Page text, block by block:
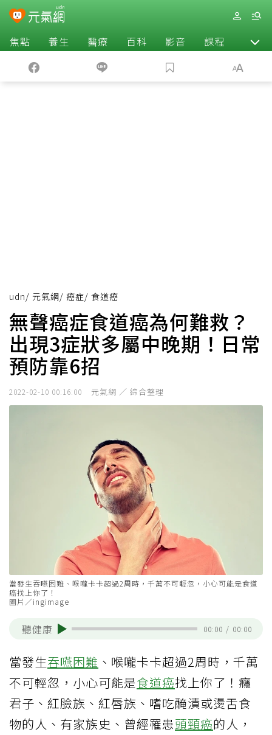
焦點 養生 醫療 百科 影音 課程 退休
udn/ 元氣網/ 癌症/ 食道癌
無聲癌症食道癌為何難救？
出現3症狀多屬中晚期！日常
預防靠6招
2022-02-10 00:16:00 元氣網 ／ 綜合整理
當發生吞嚥困難、喉嚨卡卡超過2周時，千萬不可輕忽，小心可能是食道
癌找上你了！
圖片／ingimage
聽健康 00:00 / 00:00
當發生吞嚥困難 、喉嚨卡卡超過2周時，千萬
不可輕忽，小心可能是食道癌找上你了！癮
君子、紅臉族、紅唇族、嗜吃醃漬或燙舌食
物的人、有家族史、曾經罹患頭頸癌的人，